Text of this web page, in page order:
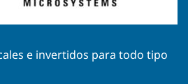
e invertidos para todo tipo